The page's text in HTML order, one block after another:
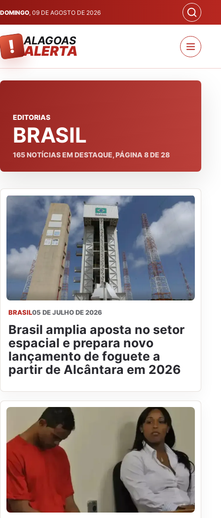
DOMINGO, 09 DE AGOSTO DE 2026
! ALAGOAS
ALERTA
EDITORIAS
BRASIL
165NOTÍCIAS EM DESTAQUE, PÁGINA 8DE 28
BRASIL05 DE JULHO DE 2026
Brasil amplia aposta no setor
espacial e prepara novo
lançamento de foguete a
partir de Alcântara em 2026